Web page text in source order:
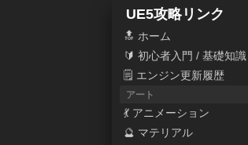
UE5攻略リンク
🔝 ホーム
🔰 初心者入門 / 基礎知識
🗒 エンジン更新履歴
アート
💃 アニメーション
🔮 マテリアル